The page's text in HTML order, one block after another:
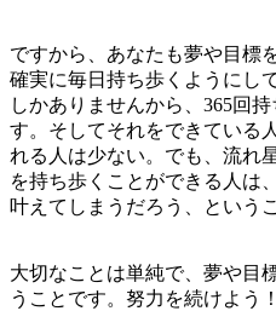
ですから、あなたも夢や目標
確実に毎日持ち歩くようにし
しかありませんから、365回
す。そしてそれをできている
れる人は少ない。でも、流れ
を持ち歩くことができる人は
叶えてしまうだろう、というこ
大切なことは単純で、夢や目
うことです。努力を続けよう